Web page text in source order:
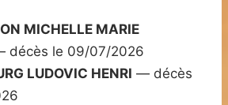
MICHELLE MARIE
décès le 09/07/2026
LUDOVIC HENRI — décès